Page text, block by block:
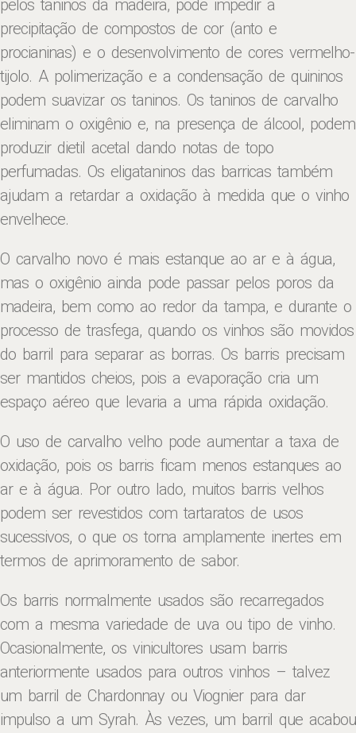
pelos taninos da madeira, pode impedir a
precipitação de compostos de cor (anto e
procianinas) e o desenvolvimento de cores vermelho-
tijolo. A polimerização e a condensação de quininos
podem suavizar os taninos. Os taninos de carvalho
eliminam o oxigênio e, na presença de álcool, podem
produzir dietil acetal dando notas de topo
perfumadas. Os eligataninos das barricas também
ajudam a retardar a oxidação à medida que o vinho
envelhece.
O carvalho novo é mais estanque ao ar e à água,
mas o oxigênio ainda pode passar pelos poros da
madeira, bem como ao redor da tampa, e durante o
processo de trasfega, quando os vinhos são movidos
do barril para separar as borras. Os barris precisam
ser mantidos cheios, pois a evaporação cria um
espaço aéreo que levaria a uma rápida oxidação.
O uso de carvalho velho pode aumentar a taxa de
oxidação, pois os barris ficam menos estanques ao
ar e à água. Por outro lado, muitos barris velhos
podem ser revestidos com tartaratos de usos
sucessivos, o que os torna amplamente inertes em
termos de aprimoramento de sabor.
Os barris normalmente usados ​​são recarregados
com a mesma variedade de uva ou tipo de vinho.
Ocasionalmente, os vinicultores usam barris
anteriormente usados ​​para outros vinhos – talvez
um barril de Chardonnay ou Viognier para dar
impulso a um Syrah. Às vezes, um barril que acabou